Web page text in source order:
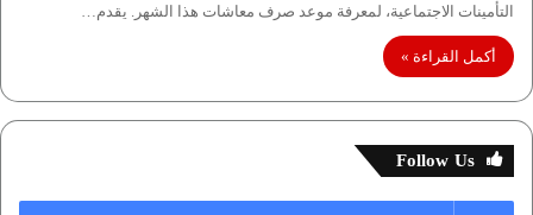
التأمينات الاجتماعية، لمعرفة موعد صرف معاشات هذا الشهر. يقدم…
أكمل القراءة »
Follow Us